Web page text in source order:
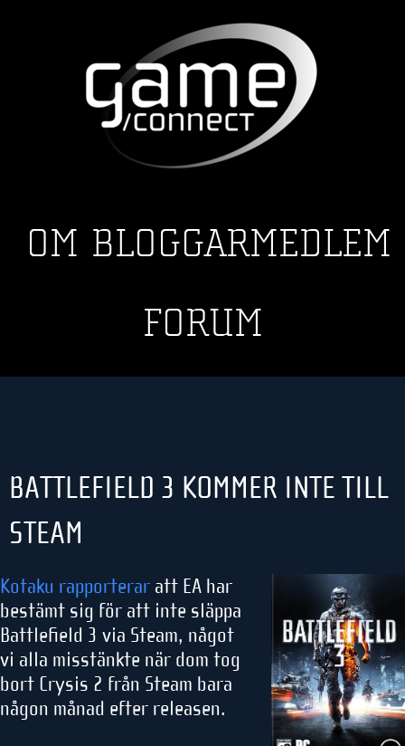
OM BLOGGARMEDLEM
FORUM
BATTLEFIELD 3 KOMMER INTE TILL
STEAM
Kotaku rapporterar att EA har
bestämt sig för att inte släppa
Battlefield 3 via Steam, något
vi alla misstänkte när dom tog
bort Crysis 2 från Steam bara
någon månad efter releasen.